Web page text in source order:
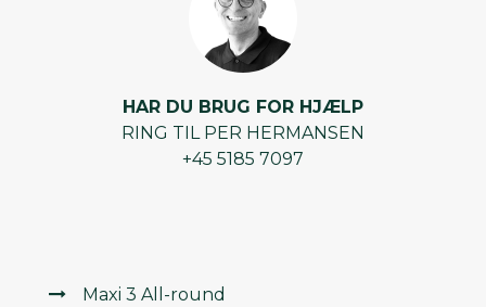
HAR DU BRUG FOR HJÆLP
RING TIL PER HERMANSEN
+45 5185 7097
Maxi 3 All-round